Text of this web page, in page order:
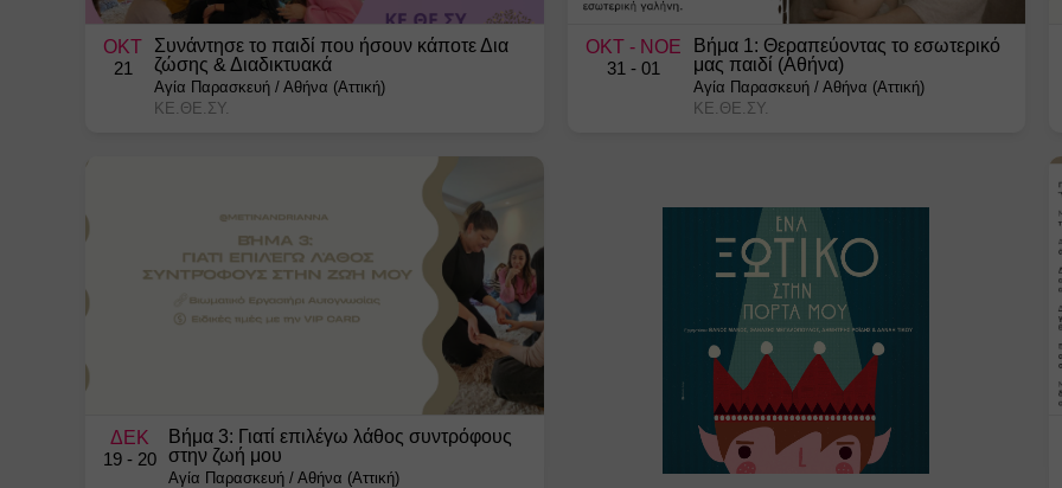
ΟΚΤ
21
Συνάντησε το παιδί που ήσουν κάποτε Δια
ζώσης & Διαδικτυακά
Αγία Παρασκευή / Αθήνα (Αττική)
ΚΕ.ΘΕ.ΣΥ.
ΟΚΤ
- ΝΟΕ
31 - 01
Βήμα 1: Θεραπεύοντας το εσωτερικό
μας παιδί (Αθήνα)
Αγία Παρασκευή/ Αθήνα (Αττική)
ΚΕ.ΘΕ.ΣΥ.
ΔΕΚ
19 - 20
Βήμα 3: Γιατί επιλέγω λάθος συντρόφους
στην ζωή μου
Αγία Παρασκευή / Αθήνα (Αττική)